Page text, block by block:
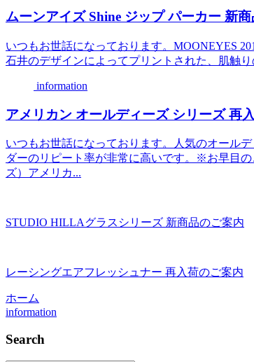
ムーンアイズ Shine ジップ パーカー 新
いつもお世話になっております。MOONEYES
石井のデザインによってプリントされた、肌触
information
アメリカン オールディーズ シリーズ 再
いつもお世話になっております。人気のオール
ダーのリピート率が非常に高いです。※お早目の
ズ）アメリカ...
STUDIO HILLAグラスシリーズ 新商品のご案内
レーシングエアフレッシュナー 再入荷のご案内
ホーム
information
Search